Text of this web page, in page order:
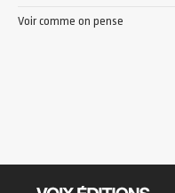
Voir comme on pense